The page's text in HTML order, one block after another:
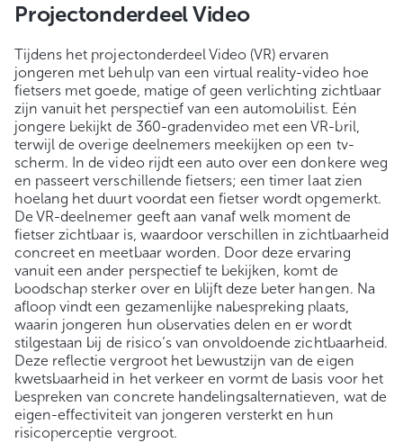
Projectonderdeel Video
Tijdens het projectonderdeel Video (VR) ervaren
jongeren met behulp van een virtual reality-video hoe
fietsers met goede, matige of geen verlichting zichtbaar
zijn vanuit het perspectief van een automobilist. Eén
jongere bekijkt de 360-gradenvideo met een VR-bril,
terwijl de overige deelnemers meekijken op een tv-
scherm. In de video rijdt een auto over een donkere weg
en passeert verschillende fietsers; een timer laat zien
hoelang het duurt voordat een fietser wordt opgemerkt.
De VR-deelnemer geeft aan vanaf welk moment de
fietser zichtbaar is, waardoor verschillen in zichtbaarheid
concreet en meetbaar worden. Door deze ervaring
vanuit een ander perspectief te bekijken, komt de
boodschap sterker over en blijft deze beter hangen. Na
afloop vindt een gezamenlijke nabespreking plaats,
waarin jongeren hun observaties delen en er wordt
stilgestaan bij de risico’s van onvoldoende zichtbaarheid.
Deze reflectie vergroot het bewustzijn van de eigen
kwetsbaarheid in het verkeer en vormt de basis voor het
bespreken van concrete handelingsalternatieven, wat de
eigen-effectiviteit van jongeren versterkt en hun
risicoperceptie vergroot.